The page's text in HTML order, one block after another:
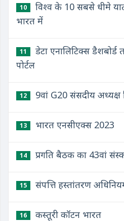
10
विश्व के 10 सबसे धीमे
भारत में
11
डेटा एनालिटिक्स डैशबोर्ड
पोर्टल
12 9वां G20 संसदीय
13 भारत एनसीएक्स 2023
14 प्रगति बैठक का 43वां
15 संपत्ति हस्तांतरण
16 कस्तूरी कॉटन भारत